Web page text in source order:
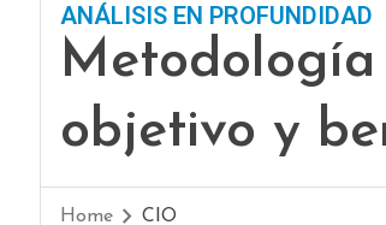
ANÁLISIS EN PROFUNDIDAD
Metodología
objetivo y
Home CIO